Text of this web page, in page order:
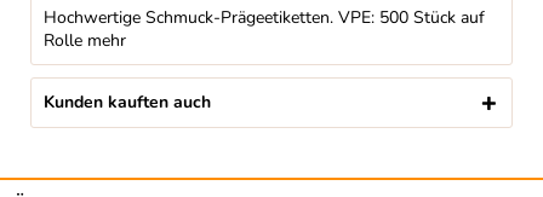
Hochwertige Schmuck-Prägeetiketten. VPE: 500 Stück auf
Rolle mehr
Kunden kauften auch